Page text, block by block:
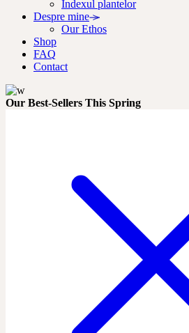
Indexul plantelor
Despre mine
Our Ethos
Shop
FAQ
Contact
Our Best-Sellers This Spring